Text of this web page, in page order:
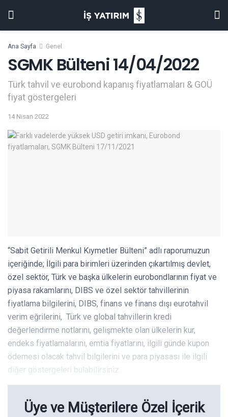
Ana Sayfa Genel
SGMK Bülteni 14/04/2022
Türk tahvil ve eurobond kapanış fiyatlamaları & GOÜ
fiyat göstergeleri
14 Nisan 2022
“Sabit Getirili Menkul Kıymetler Bülteni” adlı raporumuzun
içeriğinde; İlgili para birimleri üzerinden çıkartılmış devlet,
özel sektör, Türk ve başka ülkelerin eurobondlarının fiyat ve
piyasa rakamlarını, DIBS ve özel sektör tahvillerinin
fiyatlama bilgilerini, DIBS, finans ve finans dışı eurotahvil
verim eğrilerini, Türk ve global tahvillerin kredi
değerlendirme notlarını, gelişmekte olan ülkelerin kur,
endeks fiyatlamalarını, emtia fiyatlarını, ilgili günde kupon
ödemesi olacak tahvil bilgilerini ve para piyasası ile ilgili
diğer göstergeleri bulabilirsiniz.
Üye ve Müşterilere Özel İçerik